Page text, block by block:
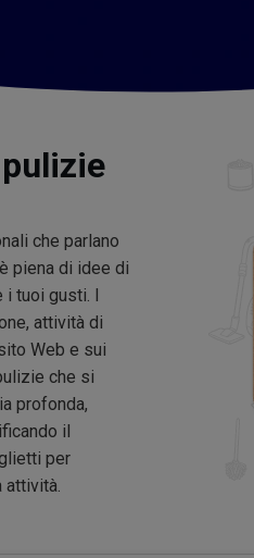
che parlano
piena di idee di
tuoi gusti. I
attività di
Web e sui
che si
profonda,
il
per
attività.